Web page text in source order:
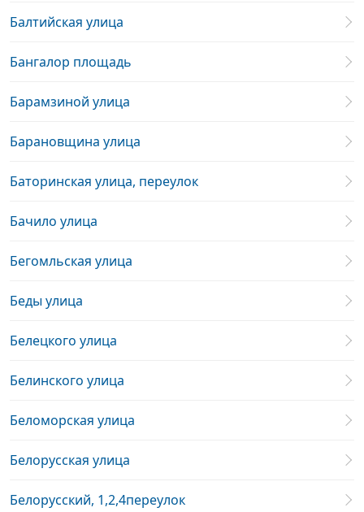
Балтийская улица
Бангалор площадь
Барамзиной улица
Барановщина улица
Баторинская улица, переулок
Бачило улица
Бегомльская улица
Беды улица
Белецкого улица
Белинского улица
Беломорская улица
Белорусская улица
Белорусский, 1,2,4переулок